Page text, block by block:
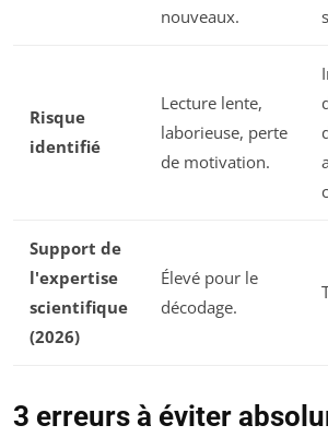
nouveaux.
Risque
identifié
Lecture lente,
laborieuse, perte
de motivation.
Support de
l'expertise
scientifique
(2026)
Élevé pour le
décodage.
3 erreurs à éviter